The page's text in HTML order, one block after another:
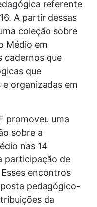
referente
A partir dessas
coleção sobre
Médio em
cadernos que
que
e organizadas em
promoveu uma
sobre a
nas 14
participação de
encontros
pedagógico-
da